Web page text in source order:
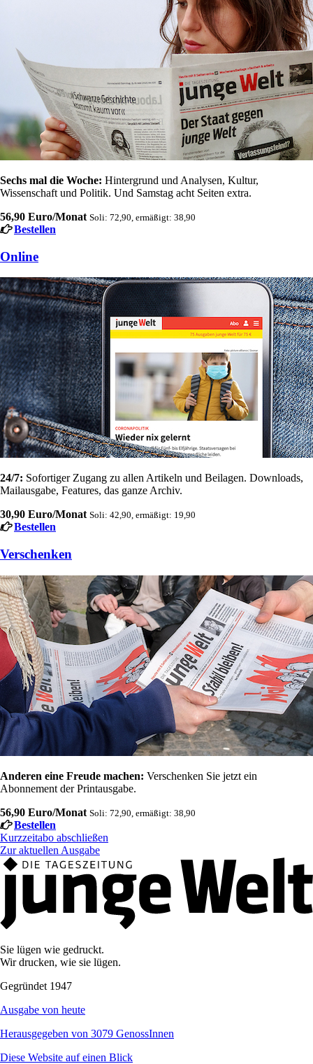
Sechs mal die Woche: Hintergrund und Analysen, Kultur,
Wissenschaft und Politik. Und Samstag acht Seiten extra.
56,90 Euro/Monat Soli: 72,90, ermäßigt: 38,90
Bestellen
Online
24/7: Sofortiger Zugang zu allen Artikeln und Beilagen. Downloads,
Mailausgabe, Features, das ganze Archiv.
30,90 Euro/Monat Soli: 42,90, ermäßigt: 19,90
Bestellen
Verschenken
Anderen eine Freude machen: Verschenken Sie jetzt ein
Abonnement der Printausgabe.
56,90 Euro/Monat Soli: 72,90, ermäßigt: 38,90
Bestellen
Kurzzeitabo abschließen
Zur aktuellen Ausgabe
Sie lügen wie gedruckt.
Wir drucken, wie sie lügen.
Gegründet 1947
Ausgabe von heute
Herausgegeben von 3079 GenossInnen
Diese Website auf einen Blick